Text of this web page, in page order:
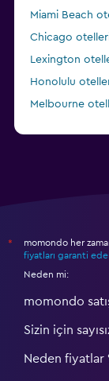
Miami Beach
Chicago
Lexington
Honolulu
Melbourne
*
momondo her
fiyatları garanti
Neden mi:
momondo
Sizin için
Neden fiyatlar